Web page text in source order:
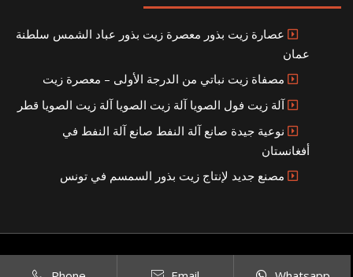
عصارة زيت بذور معصرة زيت بذور عباد الشمس سلطنة
عمان
مصفاة زيت نباتي من الدرجة الأولى – معصرة زيت
آلة زيت فول الصويا آلة زيت الصويا آلة زيت الصويا قطر
نوعية جيدة صانع آلة النفط صانع آلة النفط في
أفغانستان
مصنع جديد لإنتاج زيت بذور السمسم في تونس
بناء مصنع إنتاج الزيوت النباتية الخاص بك